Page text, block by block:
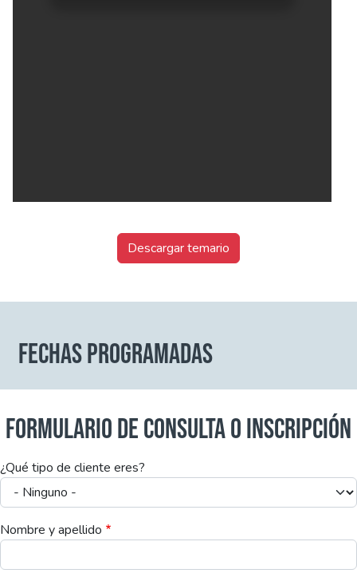
Descargar temario
FECHAS PROGRAMADAS
FORMULARIO DE CONSULTA O INSCRIPCIÓN
¿Qué tipo de cliente eres?
Nombre y apellido